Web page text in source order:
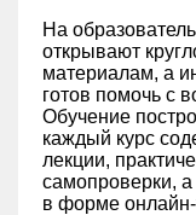
На
открывают
материалам, а
готов помочь с
Обучение
каждый курс
лекции,
самопроверки, а
в форме